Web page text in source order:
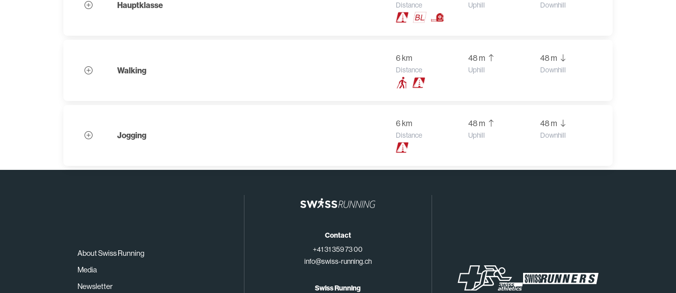
Hauptklasse Distance Uphill Downhill
Walking
6 km
Distance
48 m
Uphill
48 m
Downhill
Jogging
6 km
Distance
48 m
Uphill
48 m
Downhill
About Swiss Running
Media
Newsletter
Contact
+41 31 359 73 00
info@swiss-running.ch
Swiss Running